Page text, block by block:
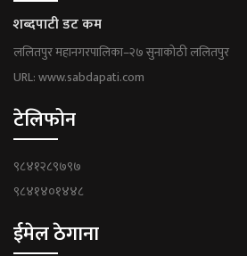
शब्दपाटी डट कम
ललितपुर महानगरपालिका–२७ सुनाकोठी ललितपुर
URL: www.sabdapati.com
टेलिफोन
९८४१२८९७९७
९८४१४०१४४८
ईमेल ठेगाना